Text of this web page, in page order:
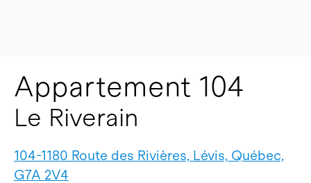
Appartement 104
Le Riverain
104-1180 Route des Rivières, Lévis, Québec,
G7A 2V4